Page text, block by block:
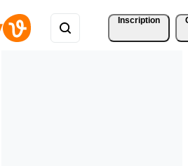
Inscription